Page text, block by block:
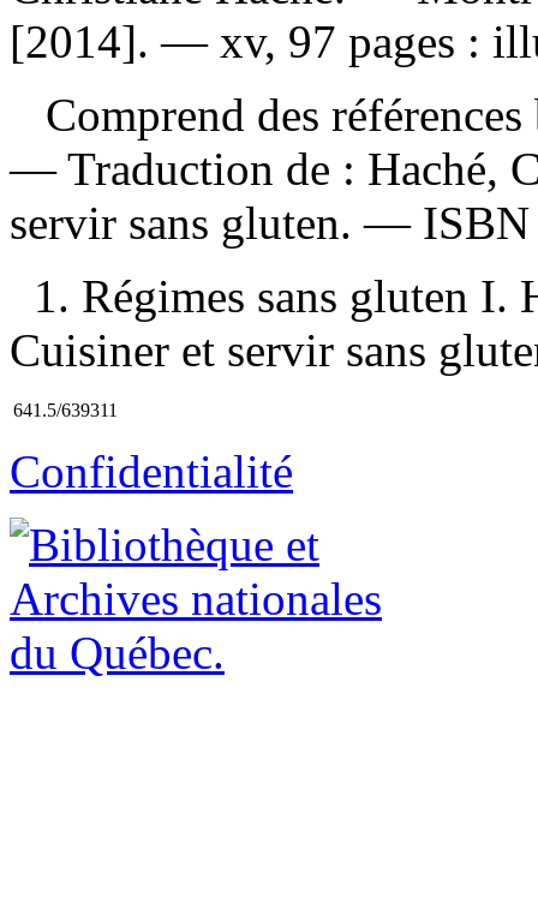
[2014]. — xv, 97 pages :
Comprend des
—Traduction de : Haché,
servir sans gluten. —
1. Régimes sans gluten I.
Cuisiner et servir sans
641.5/639311
Confidentialité